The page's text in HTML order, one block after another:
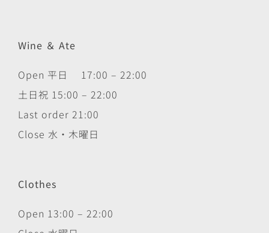
Wine ＆ Ate
Open 平日 17:00 – 22:00
土日祝 15:00 – 22:00
Last order 21:00
Close 水・木曜日
Clothes
Open 13:00 – 22:00